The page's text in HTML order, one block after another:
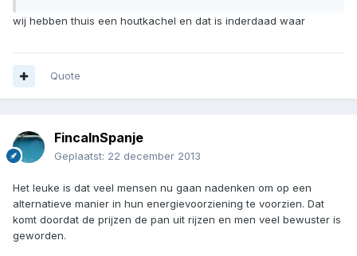
wij hebben thuis een houtkachel en dat is inderdaad waar
Quote
FincaInSpanje
Geplaatst: 22 december 2013
Het leuke is dat veel mensen nu gaan nadenken om op een
alternatieve manier in hun energievoorziening te voorzien. Dat
komt doordat de prijzen de pan uit rijzen en men veel bewuster is
geworden.